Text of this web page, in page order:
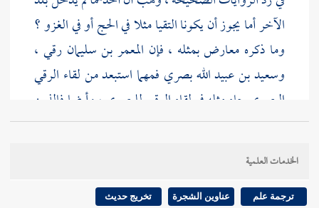
الآخر أما يجوز أن يكونا التقيا مثلا في الحج أو في الغزو ؟
وما ذكره معارض بمثله ، فإن المعمر بن سليمانرقي ،
وسعيد بن عبيد اللهبصري فمهما استبعد من لقاء الرقي
البصري جاء مثله في لقاء الرقي للبصري ، وأيضا فالذين
جمعوا رجالالبخاريلم يذكروا فيهمالمعمر بن سليمان
الرقي وأطبقوا على ذكر
، وأغرب
بن راشديعني شيخعبد الرزاق. قلت : وهذا هو الخطأ
الخدمات العلمية
ترجمة علم عناوين الشجرة تخريج حديث